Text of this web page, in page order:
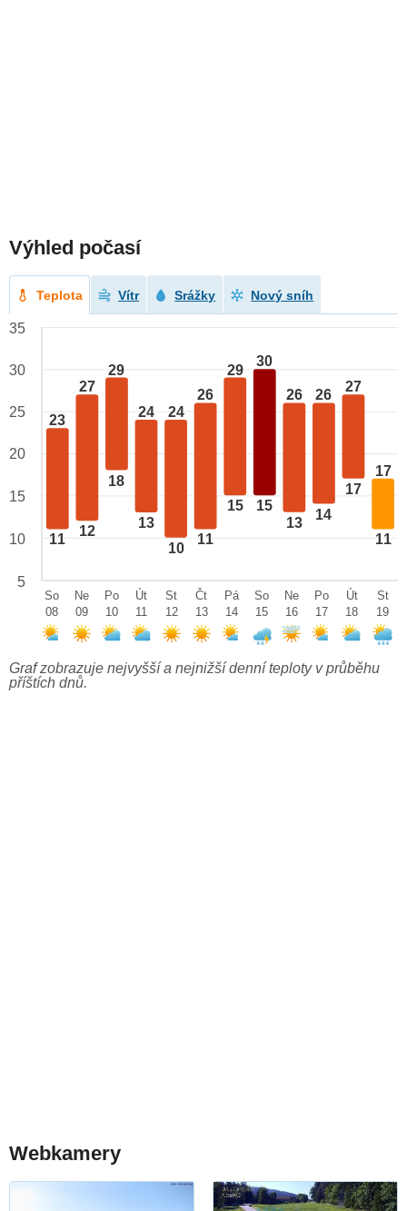
Výhled počasí
Teplota Vítr Srážky Nový sníh
23
11
27
12
29
18
24
13
24
10
26
11
29
15
30
15
26
13
26
14
27
17
17
11
35
30
25
20
15
10
5
So
08
Ne
09
Po
10
Út
11
St
12
Čt
13
Pá
14
So
15
Ne
16
Po
17
Út
18
St
19
Graf zobrazuje nejvyšší a nejnižší denní teploty v průběhu
příštích dnů.
Webkamery